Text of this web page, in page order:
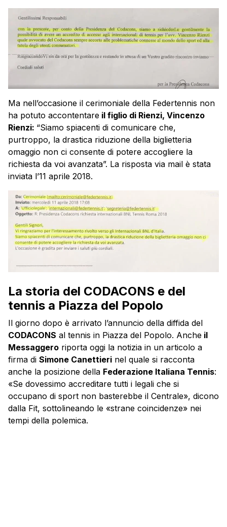
Ma nell’occasione il cerimoniale della Federtennis non
ha potuto accontentare il figlio di Rienzi, Vincenzo
Rienzi: “Siamo spiacenti di comunicare che,
purtroppo, la drastica riduzione della biglietteria
omaggio non ci consente di potere accogliere la
richiesta da voi avanzata”. La risposta via mail è stata
inviata l’11 aprile 2018.
La storia del CODACONS e del
tennis a Piazza del Popolo
Il giorno dopo è arrivato l’annuncio della diffida del
CODACONS al tennis in Piazza del Popolo. Anche il
Messaggero riporta oggi la notizia in un articolo a
firma di Simone Canettieri nel quale si racconta
anche la posizione della Federazione Italiana Tennis:
«Se dovessimo accreditare tutti i legali che si
occupano di sport non basterebbe il Centrale», dicono
dalla Fit, sottolineando le «strane coincidenze» nei
tempi della polemica.